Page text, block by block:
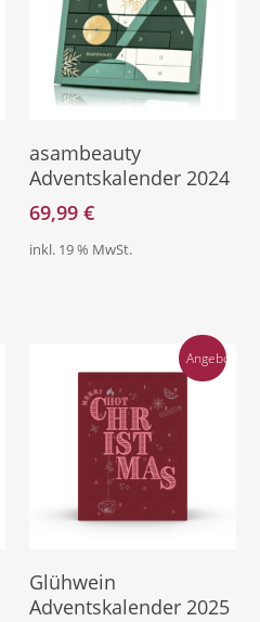
asambeauty
Adventskalender 2024
69,99€
inkl. 19 % MwSt.
Angebot!
Glühwein
Adventskalender 2025